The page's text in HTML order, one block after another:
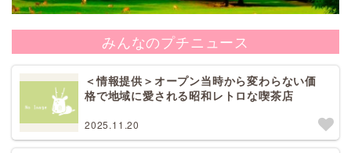
みんなのプチニュース
＜情報提供＞オープン当時から変わらない価
格で地域に愛される昭和レトロな喫茶店
2025.11.20